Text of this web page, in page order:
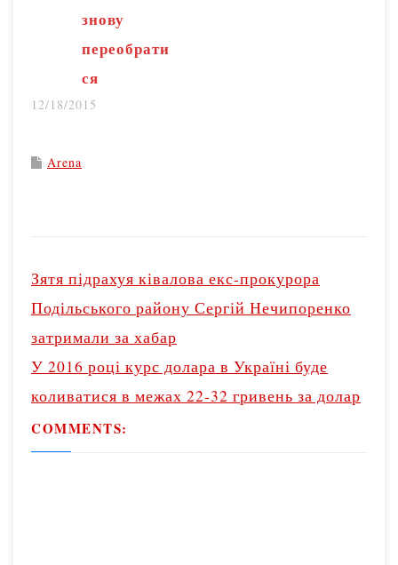
знову
переобрати
ся
12/18/2015
Arena
o
s
t
n
a
v
i
g
Зятя підрахуя ківалова екс-прокурора
Подільського району Сергій Нечипоренко
затримали за хабар
У 2016 році курс долара в Україні буде
коливатися в межах 22-32 гривень за долар
COMMENTS: